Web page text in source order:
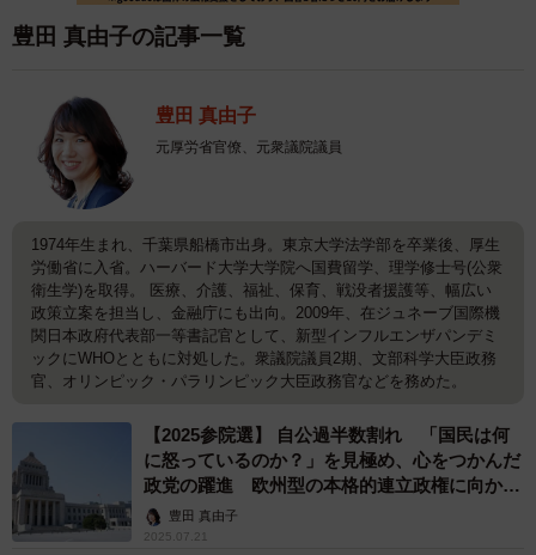
豊田 真由子の記事一覧
豊田 真由子
元厚労省官僚、元衆議院議員
1974年生まれ、千葉県船橋市出身。東京大学法学部を卒業後、厚生
労働省に入省。ハーバード大学大学院へ国費留学、理学修士号(公衆
衛生学)を取得。 医療、介護、福祉、保育、戦没者援護等、幅広い
政策立案を担当し、金融庁にも出向。2009年、在ジュネーブ国際機
関日本政府代表部一等書記官として、新型インフルエンザパンデミ
ックにWHOとともに対処した。衆議院議員2期、文部科学大臣政務
官、オリンピック・パラリンピック大臣政務官などを務めた。
【2025参院選】 自公過半数割れ 「国民は何
に怒っているのか？」を見極め、心をつかんだ
政党の躍進 欧州型の本格的連立政権に向かう
転換点となるか
豊田 真由子
2025.07.21